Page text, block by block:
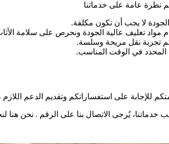
نظرة عامة على خدماتنا
لا يجب أن تكون مكلفة.
تغليف عالية الجودة ونحرص على سلامة الأثاث
تجربة نقل مريحة وسلسة.
المحدد في الوقت المناسب.
للإجابة على استفساراتكم وتقديم الدعم
يُرجى الاتصال بنا على الرقم . نحن هنا